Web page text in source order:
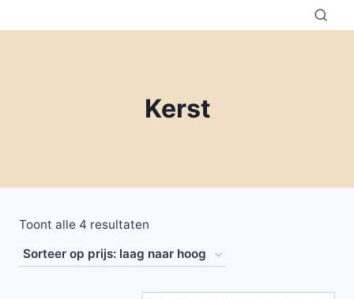
Kerst
Toont alle 4 resultaten